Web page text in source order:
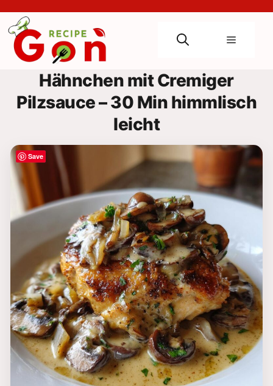
content
Menu
Hähnchen mit Cremiger
Pilzsauce – 30 Min himmlisch
leicht
Save